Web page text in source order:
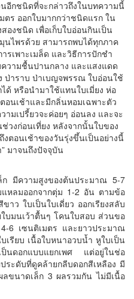
อีกชนิดที่จะกล่าวถึงในบทความนี้
ตร ออกใบมากกว่าชนิดแรก ใน
องชนิด เพื่อเก็บใบอ่อนกินเป็น
นไพรด้วย สามารถพบได้ทุกภาค
รเพาะเมล็ด และวิธีการปักชำ
วามชื้นปานกลาง และแสงแดด
ป่าราบ ป่าเบญจพรรณ ใบอ่อนใช้
ด้ หรือนำมาใช้แทนใบเมี่ยง ห่อ
อนเช้าและมีกลิ่นหอมเฉพาะตัว
มเปรี้ยวจะค่อยๆ อ่อนลง และจะ
วงก่อนเที่ยง หลังจากนั้นใบของ
งตอนเช้าของวันรุ่งขึ้นเป็นอย่างนี้
” มาจนถึงปัจจุบัน
ความสูงของต้นประมาณ 5-7
หลมออกจากตุ่ม 1-2 อัน ตามข้อ
าว ใบเป็นใบเดี่ยว ออกเรียงสลับ
บมนเว้าตื้นๆ โคนใบสอบ ส่วนขอ
6 เซนติเมตร และยาวประมาณ
เรียบ เนื้อใบหนาอวบน้ำ หูใบเป็น
ดอกแบบแยกเพศ แต่อยู่ในช่อ
ระดับที่ดูคล้ายกลีบดอกสีเหลือง มี
ขนาดเล็ก 3 ผลรวมกัน ไม่มีเนื้อ